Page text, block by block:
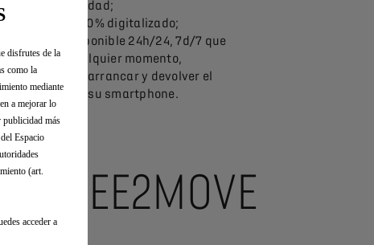
mucha regularidad;
Un recorrido 100% digitalizado;
Un servicio disponible 24h/24, 7d/7 que
permite, en cualquier momento,
reservar, abrir, arrancar y devolver el
vehículo desde su smartphone.
FREE2MOVE
disfrutes de la
como la
mediante
a mejorar lo
publicidad más
Espacio
(art.
acceder a